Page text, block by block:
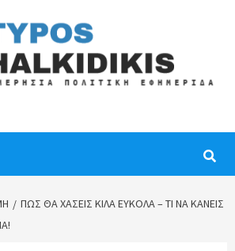
ΠΏΣ ΘΑ ΧΆΣΕΙΣ ΚΙΛΆ ΕΎΚΟΛΑ – ΤΙ ΝΑ ΚΆΝΕΙΣ